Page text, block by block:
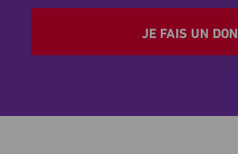
montant
JE FAIS UN DON